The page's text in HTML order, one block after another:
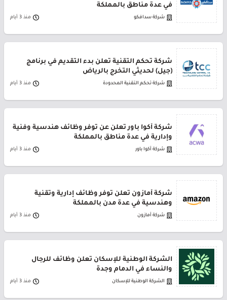
في عدة مناطق بالمملكة
شركة سدافكو منذ 3 أيام
شركة تحكم التقنية تعلن بدء التقديم في برنامج
(جيل) لحديثي التخرج بالرياض
شركة تحكم التقنية المحدودة منذ 3 أيام
شركة أكوا باور تعلن عن توفر وظائف هندسية وفنية
وإدارية في عدة مناطق بالمملكة
شركة أكوا باور منذ 3 أيام
شركة أمازون تعلن توفر وظائف إدارية وتقنية
وهندسية في عدة مدن بالمملكة
شركة أمازون منذ 3 أيام
الشركة الوطنية للإسكان تعلن وظائف للرجال
والنساء في الدمام وجدة
الشركة الوطنية للإسكان منذ 3 أيام